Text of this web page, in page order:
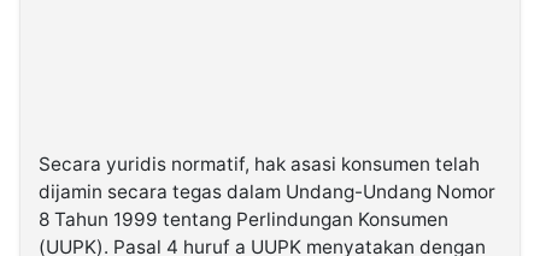
Secara yuridis normatif, hak asasi konsumen telah
dijamin secara tegas dalam Undang-Undang Nomor
8 Tahun 1999 tentang Perlindungan Konsumen
(UUPK). Pasal 4 huruf a UUPK menyatakan dengan